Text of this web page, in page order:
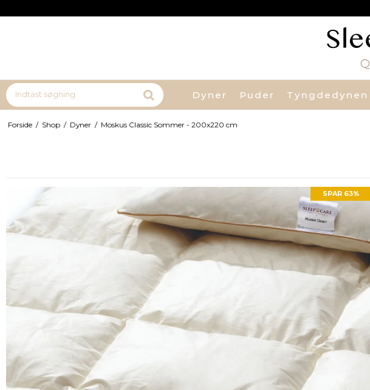
Dyner Puder Tyngdedynen
Forside / Shop / Dyner / Moskus Classic Sommer - 200x220 cm
SPAR 63%